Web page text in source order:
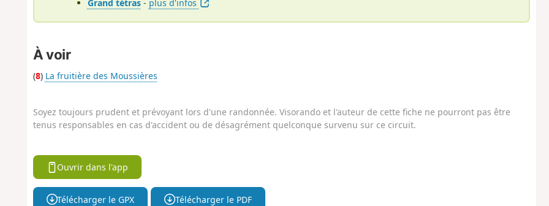
Grand tétras- plus d'infos
À voir
(8) La fruitière des Moussières
Soyez toujours prudent et prévoyant lors d'une randonnée. Visorando et l'auteur de cette fiche ne pourront pas être
tenus responsables en cas d'accident ou de désagrément quelconque survenu sur ce circuit.
Ouvrir dans l'app
Télécharger le GPX Télécharger le PDF